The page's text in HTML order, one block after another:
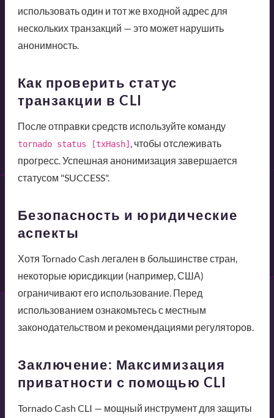
использовать один и тот же входной адрес для
нескольких транзакций — это может нарушить
анонимность.
Как проверить статус
транзакции в CLI
После отправки средств используйте команду
tornado status [txHash] , чтобы отслеживать
прогресс. Успешная анонимизация завершается
статусом "SUCCESS".
Безопасность и юридические
аспекты
Хотя Tornado Cash легален в большинстве стран,
некоторые юрисдикции (например, США)
ограничивают его использование. Перед
использованием ознакомьтесь с местным
законодательством и рекомендациями регуляторов.
Заключение: Максимизация
приватности с помощью CLI
Tornado Cash CLI — мощный инструмент для защиты